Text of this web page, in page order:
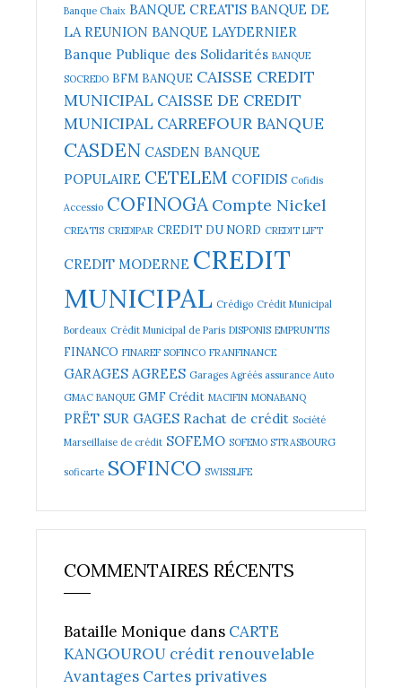
Banque Chaix BANQUE CREATIS BANQUE DE
LA REUNION BANQUE LAYDERNIER
Banque Publique des Solidarités BANQUE
SOCREDO BFM BANQUE CAISSE CREDIT
MUNICIPAL CAISSE DE CREDIT
MUNICIPAL CARREFOUR BANQUE
CASDEN CASDEN BANQUE
POPULAIRE CETELEM COFIDIS Cofidis
Accessio COFINOGA Compte Nickel
CREATIS CREDIPAR CREDIT DU NORD CREDIT LIFT
CREDIT MODERNE CREDIT
MUNICIPAL Crédigo Crédit Municipal
Bordeaux Crédit Municipal de Paris DISPONIS EMPRUNTIS
FINANCO FINAREF SOFINCO FRANFINANCE
GARAGES AGREES Garages Agréés assurance Auto
GMAC BANQUE GMF Crédit MACIFIN MONABANQ
PRËT SUR GAGES Rachat de crédit Société
Marseillaise de crédit SOFEMO SOFEMO STRASBOURG
soficarte SOFINCO SWISSLIFE
COMMENTAIRES RÉCENTS
Bataille Monique dans CARTE
KANGOUROU crédit renouvelable
Avantages Cartes privatives